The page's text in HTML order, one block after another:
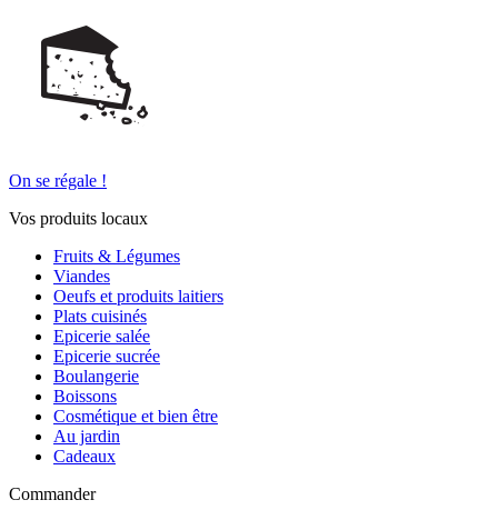
On se régale !
Vos produits locaux
Fruits & Légumes
Viandes
Oeufs et produits laitiers
Plats cuisinés
Epicerie salée
Epicerie sucrée
Boulangerie
Boissons
Cosmétique et bien être
Au jardin
Cadeaux
Commander